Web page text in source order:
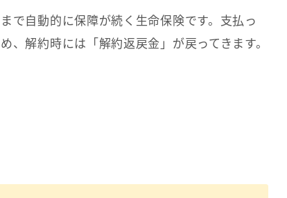
で自動的に保障が続く生命保険です。支払っ
、解約時には「解約返戻金」が戻ってきます。